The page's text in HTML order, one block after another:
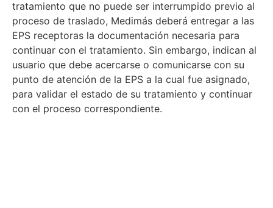
tratamiento que no puede ser interrumpido previo al
proceso de traslado, Medimás deberá entregar a las
EPS receptoras la documentación necesaria para
continuar con el tratamiento. Sin embargo, indican al
usuario que debe acercarse o comunicarse con su
punto de atención de la EPS a la cual fue asignado,
para validar el estado de su tratamiento y continuar
con el proceso correspondiente.